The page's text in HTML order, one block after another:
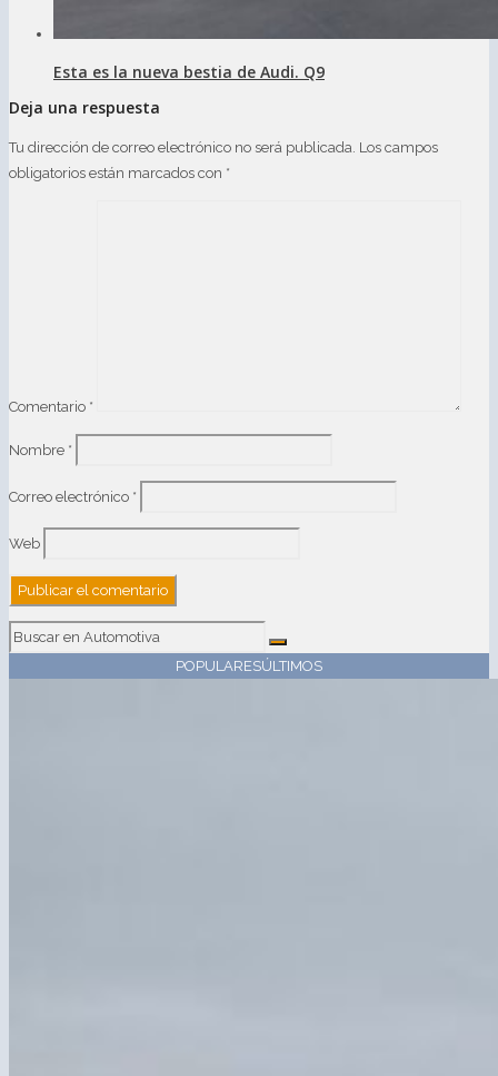
Esta es la nueva bestia de Audi. Q9
Deja una respuesta
Tu dirección de correo electrónico no será publicada. Los campos
obligatorios están marcados con *
Comentario *
Nombre *
Correo electrónico *
Web
POPULARESÚLTIMOS